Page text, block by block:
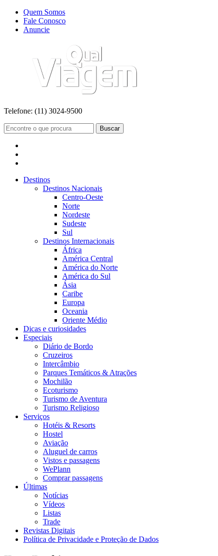
Quem Somos
Fale Conosco
Anuncie
Telefone: (11) 3024-9500
Buscar
Destinos
Destinos Nacionais
Centro-Oeste
Norte
Nordeste
Sudeste
Sul
Destinos Internacionais
África
América Central
América do Norte
América do Sul
Ásia
Caribe
Europa
Oceania
Oriente Médio
Dicas e curiosidades
Especiais
Diário de Bordo
Cruzeiros
Intercâmbio
Parques Temáticos & Atrações
Mochilão
Ecoturismo
Turismo de Aventura
Turismo Religioso
Serviços
Hotéis & Resorts
Hostel
Aviação
Aluguel de carros
Vistos e passagens
WePlann
Comprar passagens
Últimas
Notícias
Vídeos
Listas
Trade
Revistas Digitais
Política de Privacidade e Proteção de Dados